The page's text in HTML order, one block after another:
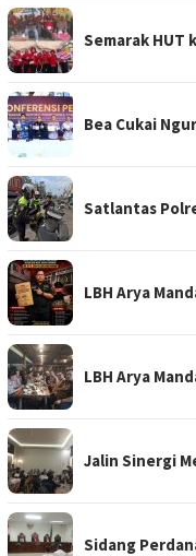
Semarak HUT
Bea Cukai
Satlantas
LBH Arya
LBH Arya
Jalin Sinergi
Sidang